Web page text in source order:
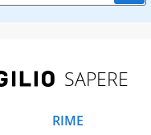
SAPERE
RIME